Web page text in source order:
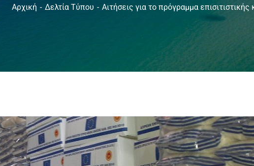
Αρχική Δελτία Τύπου Αιτήσεις για το πρόγραμμα επισιτιστικής